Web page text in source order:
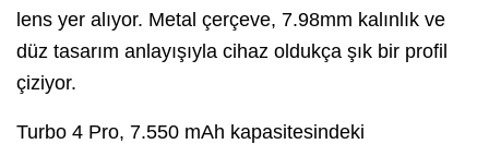
lens yer alıyor. Metal çerçeve, 7.98mm kalınlık ve
düz tasarım anlayışıyla cihaz oldukça şık bir profil
çiziyor.
Turbo 4 Pro, 7.550 mAh kapasitesindeki